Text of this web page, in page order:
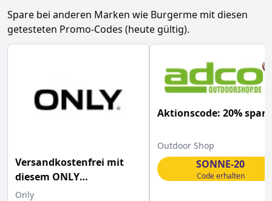
Spare bei anderen Marken wie Burgerme mit diesen
getesteten Promo-Codes (heute gültig).
Versandkostenfrei mit
diesem ONLY
Gutscheincode bestellen
Only
Aktionscode: 20%
Outdoor Shop
SONNE-20
Code erhalten